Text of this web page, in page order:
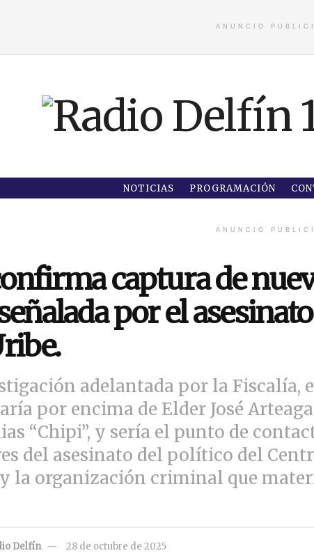
ANUNCIO
NOTICIAS PROGRAMACIÓN
ANUNCIO
captura de
por el
adelantada por la Fiscalía,
por encima de Elder José Arteaga
“Chipi”, y sería el punto de
del asesinato del político del
la organización criminal que
Delfín
28 de octubre de 2025